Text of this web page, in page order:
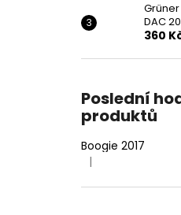
DAC
360
Poslední
produktů
Boogie 2017
Hodnocení
|